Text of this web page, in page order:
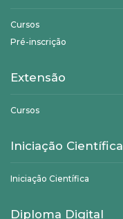
Cursos
Pré-inscrição
Extensão
Cursos
Iniciação Científica
Iniciação Científica
Diploma Digital